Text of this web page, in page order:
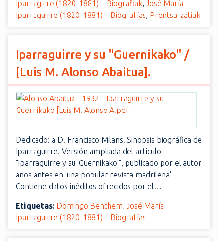
Iparragirre (1820-1881)-- Biografiak, José María
Iparraguirre (1820-1881)-- Biografías, Prentsa-zatiak
Iparraguirre y su "Guernikako" /
[Luis M. Alonso Abaitua].
Dedicado: a D. Francisco Milans. Sinopsis biográfica de
Iparraguirre. Versión ampliada del artículo
"Iparraguirre y su 'Guernikako'", publicado por el autor
años antes en 'una popular revista madrileña'.
Contiene datos inéditos ofrecidos por el…
Etiquetas: Domingo Benthem, José María
Iparraguirre (1820-1881)-- Biografías